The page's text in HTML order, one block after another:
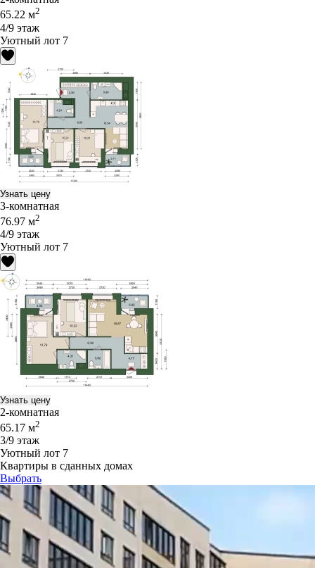
65.22 м2
4/9 этаж
Уютный лот 7
Узнать цену
3-комнатная
76.97 м2
4/9 этаж
Уютный лот 7
Узнать цену
2-комнатная
65.17 м2
3/9 этаж
Уютный лот 7
Квартиры в сданных домах
Выбрать